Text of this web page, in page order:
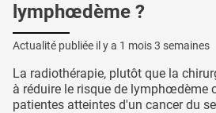
lymphœdème ?
Actualité publiée il y a 1 mois 3 semaines
La radiothérapie, plutôt que la
à réduire le risque de lymphœdème
patientes atteintes d'un cancer du